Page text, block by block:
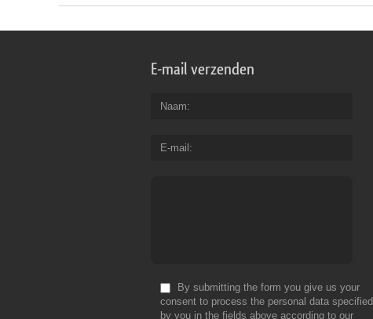
E-mail verzenden
Naam
E-mail
By submitting the form you give us your
consent to process the personal data specified
by you in the fields above according to our